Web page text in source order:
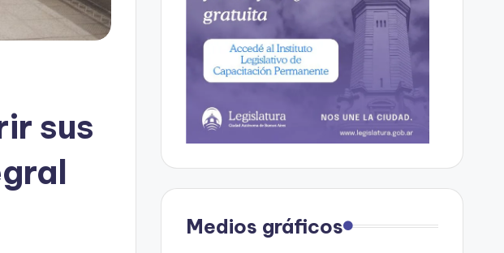
sus
Medios gráficos